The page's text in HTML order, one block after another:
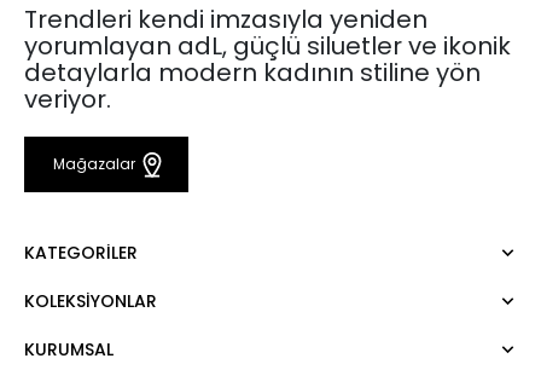
Trendleri kendi imzasıyla yeniden
yorumlayan adL, güçlü siluetler ve ikonik
detaylarla modern kadının stiline yön
veriyor.
Mağazalar
KATEGORILER
Elbise
KOLEKSIYONLAR
Mert Aslan
KURUMSAL